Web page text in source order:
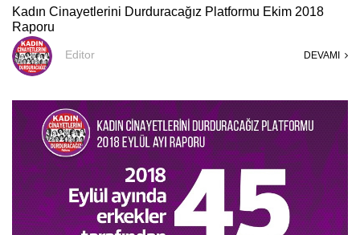
Kadın Cinayetlerini Durduracağız Platformu Ekim 2018
Raporu
Editor DEVAMI